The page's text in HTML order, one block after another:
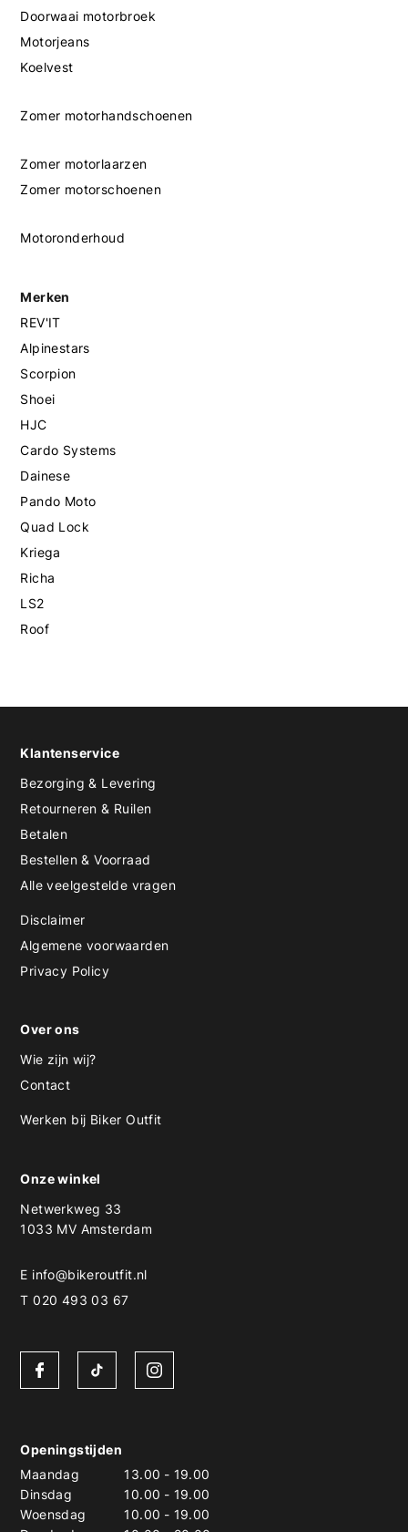
Doorwaai motorbroek
Motorjeans
Koelvest
Zomer motorhandschoenen
Zomer motorlaarzen
Zomer motorschoenen
Motoronderhoud
Merken
REV'IT
Alpinestars
Scorpion
Shoei
HJC
Cardo Systems
Dainese
Pando Moto
Quad Lock
Kriega
Richa
LS2
Roof
Klantenservice
Bezorging & Levering
Retourneren & Ruilen
Betalen
Bestellen & Voorraad
Alle veelgestelde vragen
Disclaimer
Algemene voorwaarden
Privacy Policy
Over ons
Wie zijn wij?
Contact
Werken bij Biker Outfit
Onze winkel
Netwerkweg 33
1033 MV Amsterdam
E info@bikeroutfit.nl
T 020 493 03 67
Openingstijden
Maandag
13.00 - 19.00
Dinsdag
10.00 - 19.00
Woensdag
10.00 - 19.00